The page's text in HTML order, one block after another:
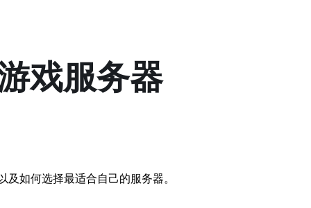
戏服务器
如何选择最适合自己的服务器。